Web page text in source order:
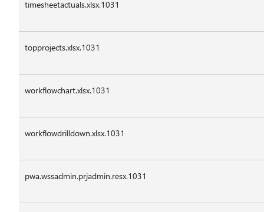
timesheetactuals.xlsx.1031
topprojects.xlsx.1031
workflowchart.xlsx.1031
workflowdrilldown.xlsx.1031
pwa.wssadmin.prjadmin.resx.1031